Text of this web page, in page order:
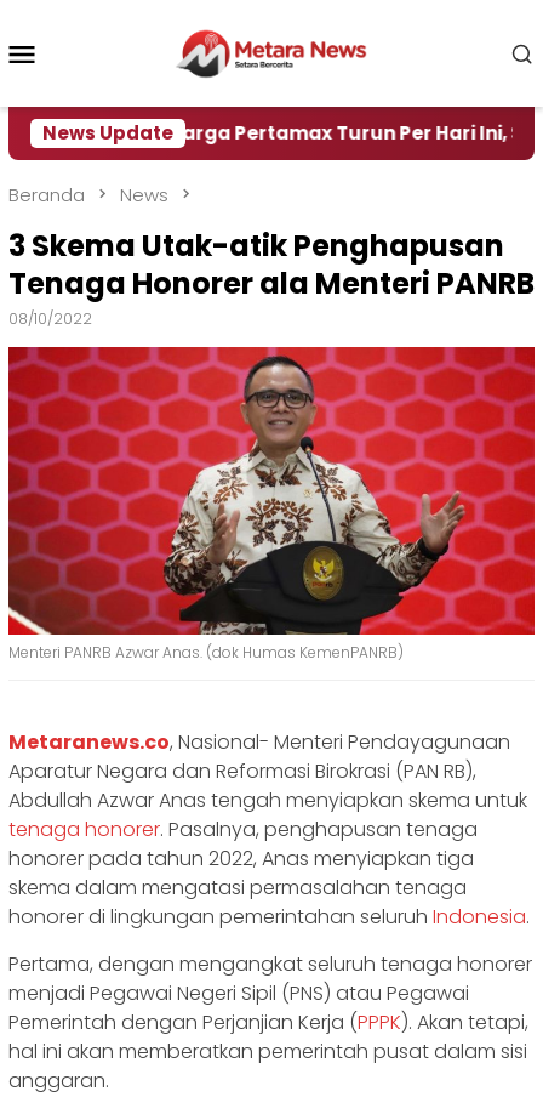
konten
News Update
Harga Pertamax Turun Per Hari Ini, Segini
Beranda News
3 Skema Utak-atik Penghapusan
Tenaga Honorer ala Menteri PANRB
08/10/2022
Menteri PANRB Azwar Anas. (dok Humas KemenPANRB)
Metaranews.co, Nasional- Menteri Pendayagunaan
Aparatur Negara dan Reformasi Birokrasi (PAN RB),
Abdullah Azwar Anas tengah menyiapkan skema untuk
tenaga honorer. Pasalnya, penghapusan tenaga
honorer pada tahun 2022, Anas menyiapkan tiga
skema dalam mengatasi permasalahan tenaga
honorer di lingkungan pemerintahan seluruh Indonesia.
Pertama, dengan mengangkat seluruh tenaga honorer
menjadi Pegawai Negeri Sipil (PNS) atau Pegawai
Pemerintah dengan Perjanjian Kerja (PPPK). Akan tetapi,
hal ini akan memberatkan pemerintah pusat dalam sisi
anggaran.